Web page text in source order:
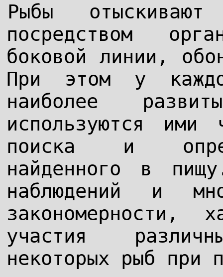
Рыбы
посредством
боковой линии,
При этом у
наиболее
используются
поиска и
найденного в
наблюдений и
закономерности,
участия
некоторых рыб